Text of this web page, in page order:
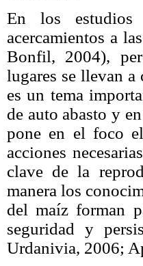
En los estudios
acercamientos a
Bonfil, 2004),
lugares se llevan
es un tema
de auto abasto y
pone en el foco
acciones
clave de la
manera los
del maíz forman
seguridad y
Urdanivia, 2006;